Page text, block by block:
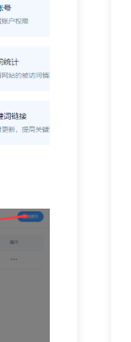
应该注意什么？